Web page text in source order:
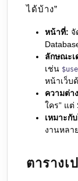
ได้บ้าง”
หน้าที่: จั
ลักษณะเ
เช่น
หน้าเว็บ
ความต่า
ใคร” แต่
เหมาะกั
งานหลา
ตารางเ